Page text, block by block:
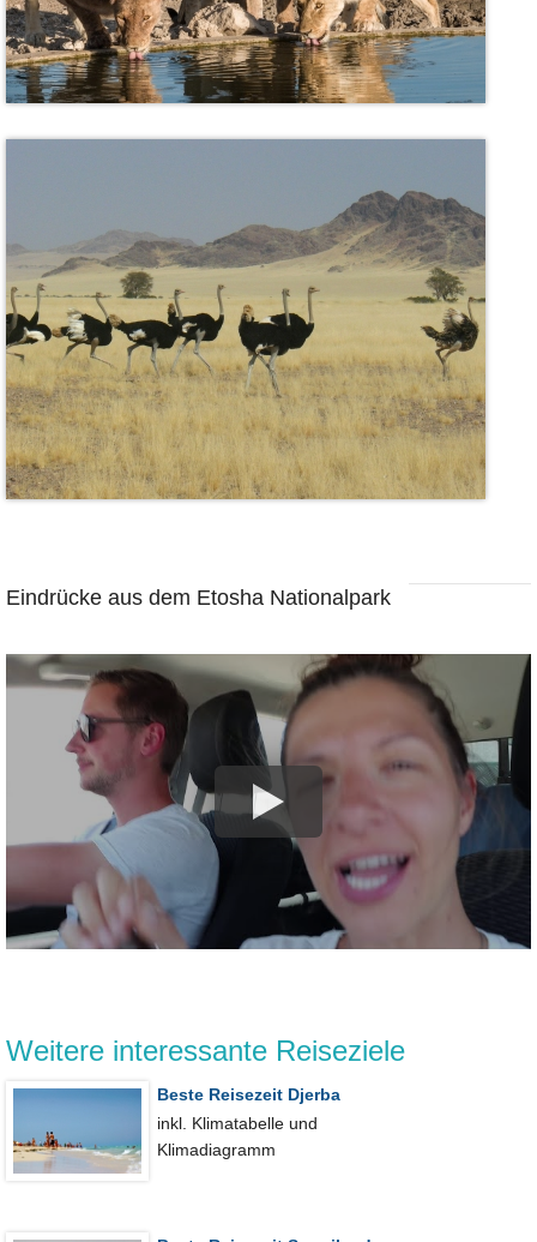
Eindrücke aus dem Etosha Nationalpark
Weitere interessante Reiseziele
Beste Reisezeit Djerba
inkl. Klimatabelle und
Klimadiagramm